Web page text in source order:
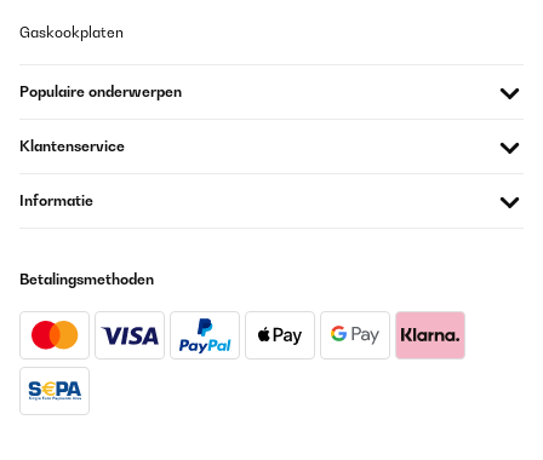
Gaskookplaten
Populaire onderwerpen
Klantenservice
Informatie
Betalingsmethoden